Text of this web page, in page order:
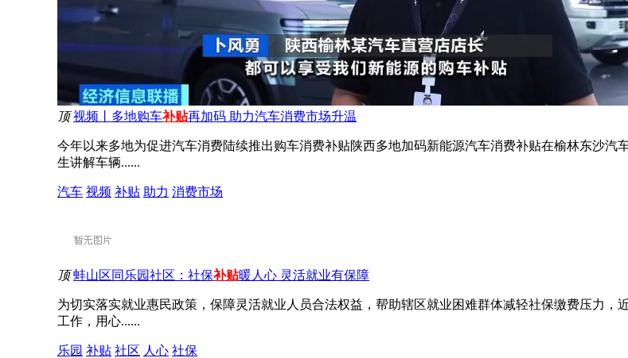
顶 视频丨多地购车补贴再加码 助力汽车消费市场升温
今年以来多地为促进汽车消费陆续推出购车消费补贴陕西多地加码新能源汽车消费补贴在榆林东沙
生讲解车辆......
汽车 视频 补贴 助力 消费市场
顶 蚌山区同乐园社区：社保补贴暖人心 灵活就业有保障
为切实落实就业惠民政策，保障灵活就业人员合法权益，帮助辖区就业困难群体减轻社保缴费压力
工作，用心......
乐园 补贴 社区 人心 社保